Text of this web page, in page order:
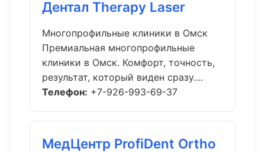
Дентал Therapy Laser
Многопрофильные клиники в Омск
Премиальная многопрофильные
клиники в Омск. Комфорт, точность,
результат, который виден сразу....
Телефон: +7-926-993-69-37
МедЦентр ProfiDent Ortho